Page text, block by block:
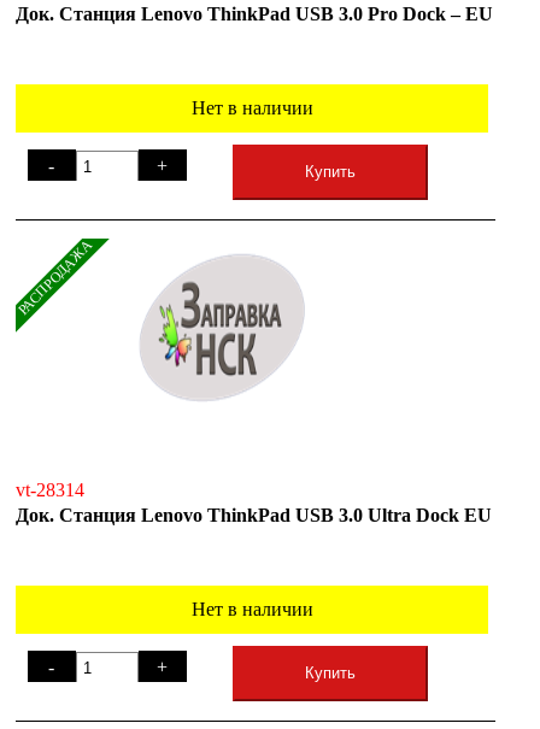
Док. Станция Lenovo ThinkPad USB 3.0 Pro Dock – EU
Нет в наличии
- + Купить
РАСПРОДАЖА
vt-28314
Док. Станция Lenovo ThinkPad USB 3.0 Ultra Dock EU
Нет в наличии
- + Купить